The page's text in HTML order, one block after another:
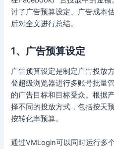
讨了广告预算设定、广告成本
后对全文进行总结。
1、广告预算设定
广告预算设定是制定广告投放
登超级浏览器进行多账号批量
的广告目标和目标受众。根据
择不同的投放方式，包括按天
按转化率预算。
通过VMLogin可以同时运行多